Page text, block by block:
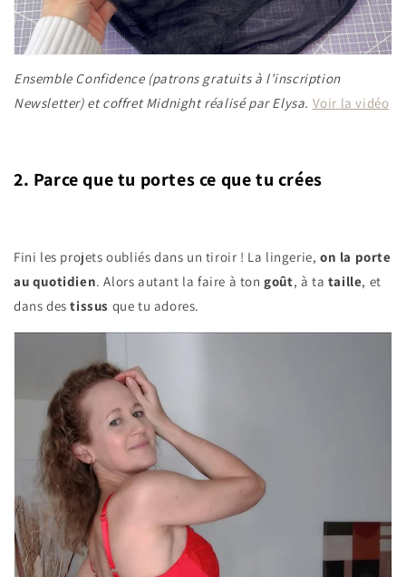
Ensemble Confidence (patrons gratuits à l’inscription
Newsletter) et coffret Midnight réalisé par Elysa. Voir la vidéo
2. Parce que tu portes ce que tu crées
Fini les projets oubliés dans un tiroir ! La lingerie, on la porte
au quotidien. Alors autant la faire à tongoût, à ta taille, et
dans destissus que tu adores.